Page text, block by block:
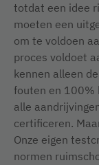
totdat een idee
moeten een
om te voldoen
proces voldoet
kennen alleen
fouten en 100%
alle
certificeren.
Onze eigen
normen